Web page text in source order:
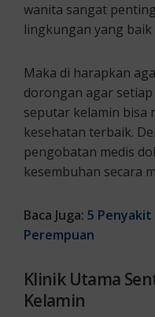
wanita sangat
lingkungan yang
Maka di harapkan
dorongan agar
seputar kelamin bisa
kesehatan terbaik.
pengobatan medis
kesembuhan secara
Baca Juga: 5 Penyakit
Perempuan
Klinik Utama
Kelamin